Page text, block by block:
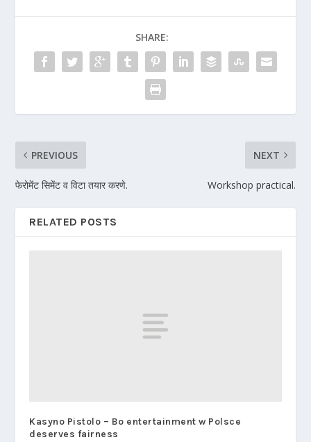
SHARE:
PREVIOUS
फेरोमेंट सिमेंट व विटा तयार करणे.
NEXT
Workshop practical.
RELATED POSTS
Kasyno Pistolo – Bo entertainment w Polsce
deserves fairness